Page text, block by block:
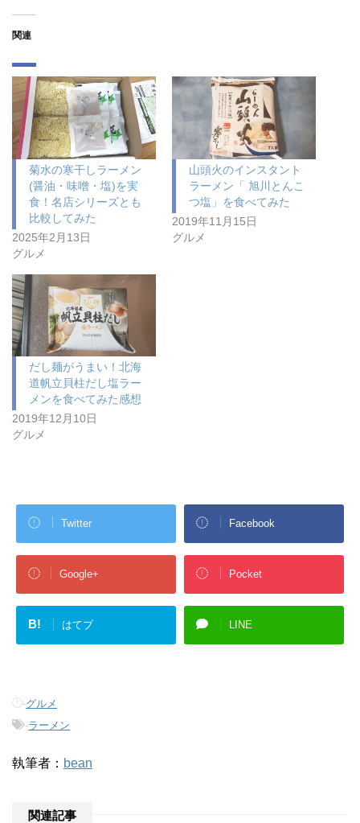
関連
菊水の寒干しラーメン
(醤油・味噌・塩)を実
食！名店シリーズとも
比較してみた
2025年2月13日
グルメ
山頭火のインスタント
ラーメン「 旭川とんこ
つ塩」を食べてみた
2019年11月15日
グルメ
だし麺がうまい！北海
道帆立貝柱だし塩ラー
メンを食べてみた感想
2019年12月10日
グルメ
Twitter Facebook
Google+ Pocket
B! はてブ LINE
-グルメ
-ラーメン
執筆者： bean
関連記事